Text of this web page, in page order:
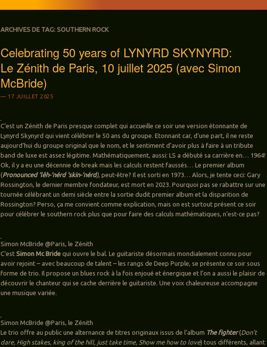
ARCHIVES DE TAG:SOUTHERN ROCK
Celebrating 50 years of LYNYRD SKYNYRD:
Le Zénith de Paris, 10 juillet 2025 (avec Simon
McBride)
17 JUILLET 2025
C’est un Zénith de Paris presque complet qui accueille ce soir une version étonnante de
Lynyrd Skynyrd qui vient célébrer le 50 ans du groupe. Etonnant car, d’une part, il ne reste
aujourd’hui du groupe original que le nom, et le sentiment d’avoir plus à faire à un tribute
band de luxe est assez légitime. Mathématiquement, aussi: LS a débuté sa carrière en… 1964!
Ok, il y a eu une décennie de break mais les calculs restent faussés… Le premier album
(Pronounced ‘lĕh-‘nérd ‘skin-‘nérd), peut-être? Il est sorti en 1973… Alors, je tente ceci: Gary
Rossington, le dernier membre fondateur, est mort en 2023. Pourquoi pas se rabattre sur une
tournée célébrant un demi siècle entre la sortie dudit premier album et la disparition de
Rossington? Perso, ça me convient comme explication, mais on est surtout présent ce soir
pour célébrer le southern rock plus que pour faire des calculs mathématiques, n’est-ce pas?
Simon McBride @Paris, le Zénith
C’estSimon Mc Bride qui ouvre le bal. Le guitariste désormais mondialement connu pour
avoir rejoint – avec beaucoup de talent – les rangs de Deep Purple, se présente ce soir sous
forme de trio. Il propose un blues rock à la fois enjoué et énergique et l’on a aussi le plaisir de
découvrir le chanteur qui se cache derrière le guitariste. Une voix chaleureuse accompagne
une musique variée.
Simon McBride @Paris, le Zénith
Le trio offre au public une alternance de titres originaux issus de l’album The fighter(Don’t
dare, High stakes, king of the hill, just take time, Show me how to love) tous différents, allant